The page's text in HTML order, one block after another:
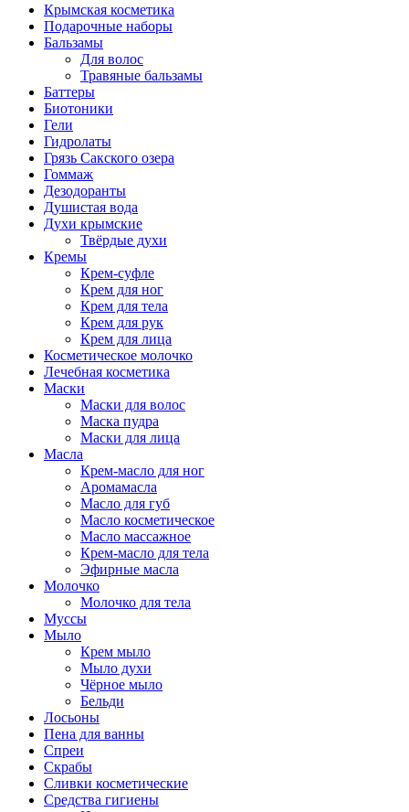
Крымская косметика
Подарочные наборы
Бальзамы
Для волос
Травяные бальзамы
Баттеры
Биотоники
Гели
Гидролаты
Грязь Сакского озера
Гоммаж
Дезодоранты
Душистая вода
Духи крымские
Твёрдые духи
Кремы
Крем-суфле
Крем для ног
Крем для тела
Крем для рук
Крем для лица
Косметическое молочко
Лечебная косметика
Маски
Маски для волос
Маска пудра
Маски для лица
Масла
Крем-масло для ног
Аромамасла
Масло для губ
Масло косметическое
Масло массажное
Крем-масло для тела
Эфирные масла
Молочко
Молочко для тела
Муссы
Мыло
Крем мыло
Мыло духи
Чёрное мыло
Бельди
Лосьоны
Пена для ванны
Спреи
Скрабы
Сливки косметические
Средства гигиены